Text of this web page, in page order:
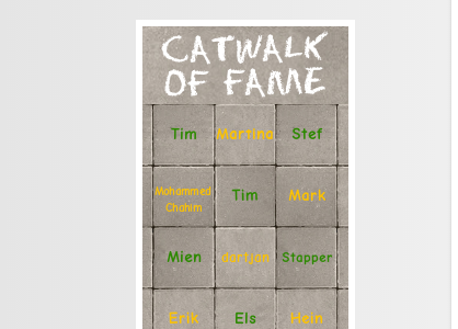
CATWALK
OF FAME
Tim Martina Stef
Mohammed
Chahim
Tim Mark
Mien dartjan Stapper
Erik Els Hein